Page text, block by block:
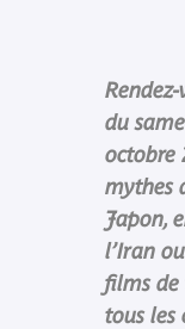
du
octobre
mythes
Japon,
l’Iran
films de
tous les